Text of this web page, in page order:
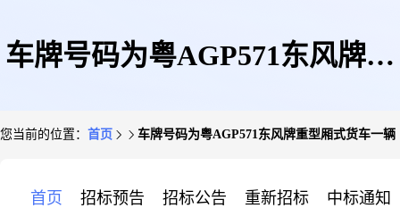
车牌号码为粤AGP571东风牌重
您当前的位置： 首页 车牌号码为粤AGP571东风牌重型厢式货车一辆
首页 招标预告 招标公告 重新招标 中标通知